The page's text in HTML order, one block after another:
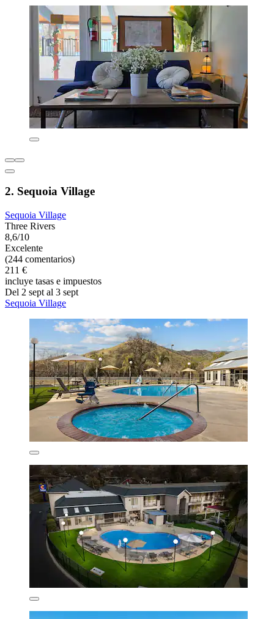
2. Sequoia Village
Sequoia Village
Three Rivers
8,6/10
Excelente
(244 comentarios)
211 €
incluye tasas e impuestos
Del 2 sept al 3 sept
Sequoia Village